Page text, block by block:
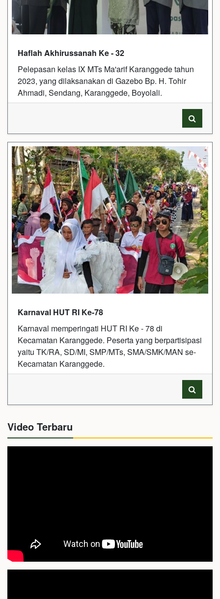
Haflah Akhirussanah Ke - 32
Pelepasan kelas IX MTs Ma'arif Karanggede tahun
2023, yang dilaksanakan di Gazebo Bp. H. Tohir
Ahmadi, Sendang, Karanggede, Boyolali.
Karnaval HUT RI Ke-78
Karnaval memperingati HUT RI Ke - 78 di
Kecamatan Karanggede. Peserta yang berpartisipasi
yaitu TK/RA, SD/MI, SMP/MTs, SMA/SMK/MAN se-
Kecamatan Karanggede.
Video Terbaru